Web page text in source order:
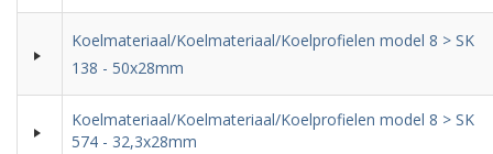
Koelmateriaal/Koelmateriaal/Koelprofielen model 8 > SK
138 - 50x28mm
Koelmateriaal/Koelmateriaal/Koelprofielen model 8 > SK
574 - 32,3x28mm